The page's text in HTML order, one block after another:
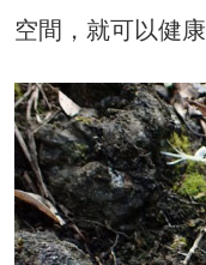
空間，就可以健